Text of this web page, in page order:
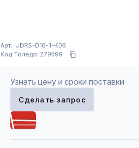
Арт.: UDRS-D16-1-K06
Код Толедо: 279599
Узнать цену и сроки поставки
Сделать запрос